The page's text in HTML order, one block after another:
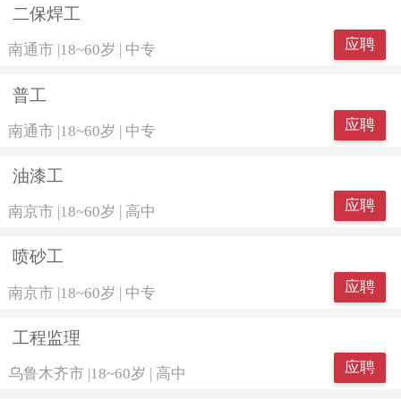
二保焊工
南通市 18~60岁 中专 应聘
普工
南通市 |18~60岁 | 中专 应聘
油漆工
南京市 18~60岁 高中 应聘
喷砂工
南京市 |18~60岁 | 中专 应聘
工程监理
乌鲁木齐市 |18~60岁 | 高中 应聘